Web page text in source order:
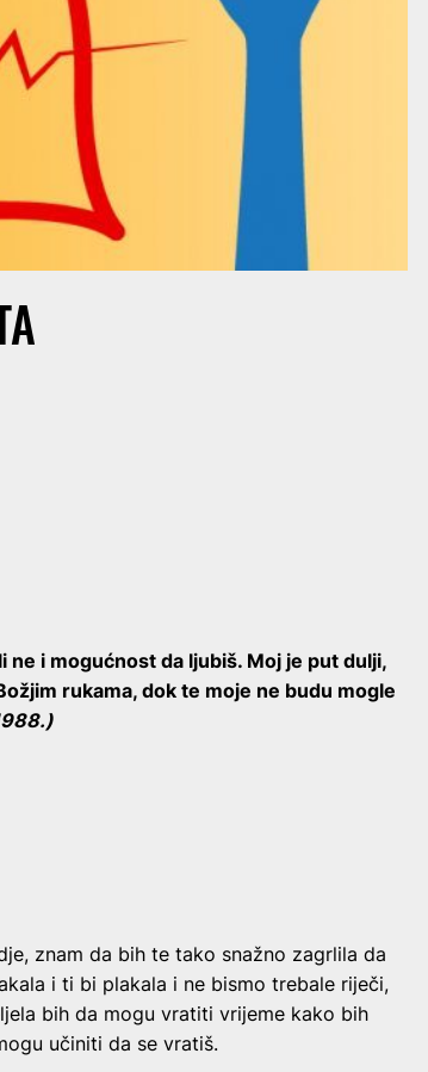
ne i mogućnost da ljubiš. Moj je put dulji,
rukama, dok te moje ne budu mogle
znam da bih te tako snažno zagrlila da
i ti bi plakala i ne bismo trebale riječi,
bih da mogu vratiti vrijeme kako bih
učiniti da se vratiš.